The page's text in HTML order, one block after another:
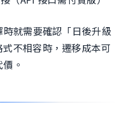
就需要確認「日後升級
不相容時，遷移成本可
。